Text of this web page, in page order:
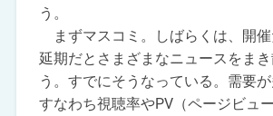
う。
まずマスコミ。しばらくは、開催
延期だとさまざまなニュースをま
う。すでにそうなっている。需要が
すなわち視聴率やPV（ページビュ